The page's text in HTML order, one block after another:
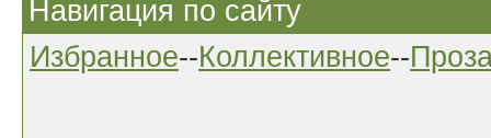
Навигация по сайту
Избранное--Коллективное--